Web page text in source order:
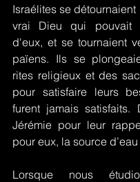
Israélites se
vrai Dieu qui pouvait
d'eux, et se tournaient
païens. Ils se
rites religieux et des
pour satisfaire leurs
furent jamais satisfaits.
Jérémie pour leur
pour eux, la source
Lorsque nous